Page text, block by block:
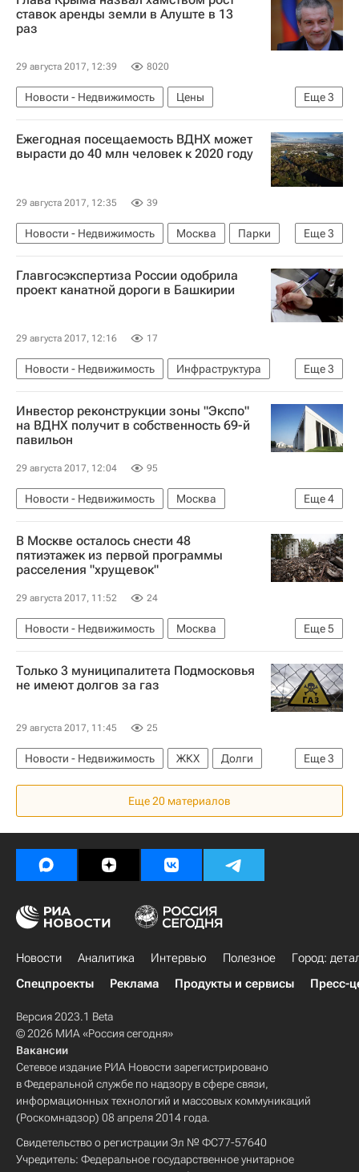
Россия
ставок аренды земли в Алуште в 13
раз
29 августа 2017, 12:39 8020
Еще3
Новости - Недвижимость
Цены
Республика Крым
Земельные участки
Россия
Ежегодная посещаемость ВДНХ может
вырасти до 40 млн человек к 2020 году
29 августа 2017, 12:35 39
Еще3
Новости - Недвижимость Москва
Парки
ВДНХ
Городская среда Россия
Главгосэкспертиза России одобрила
проект канатной дороги в Башкирии
29 августа 2017, 12:16 17
Еще3
Новости - Недвижимость
Инфраструктура
Проектирование
Республика Башкортостан
Россия
Инвестор реконструкции зоны "Экспо"
на ВДНХ получит в собственность 69-й
павильон
29 августа 2017, 12:04 95
Еще4
Новости - Недвижимость
Москва
Инвестиции
Коммерческая недвижимость
ВДНХ
Россия
В Москве осталось снести 48
пятиэтажек из первой программы
расселения "хрущевок"
29 августа 2017, 11:52 24
Еще5
Новости - Недвижимость
Москва
Пятиэтажки
Снос
Расселение пятиэтажек в Москве
Жилье
Только 3 муниципалитета Подмосковья
не имеют долгов за газ
29 августа 2017, 11:45 25
Еще3
Новости - Недвижимость ЖКХ
Долги
Инфраструктура
Московская область (Подмосковье)
Еще 20 материалов
Новости Аналитика Интервью Полезное
Город:
Спецпроекты
Реклама Продукты и сервисы Пресс-
Версия 2023.1 Beta
© 2026 МИА «Россия сегодня»
Вакансии
Сетевое издание РИА Новости зарегистрировано
в Федеральной службе по надзору в сфере связи,
информационных технологий и массовых коммуникаций
(Роскомнадзор) 08 апреля 2014 года.
Свидетельство о регистрации Эл № ФС77-57640
Учредитель: Федеральное государственное унитарное